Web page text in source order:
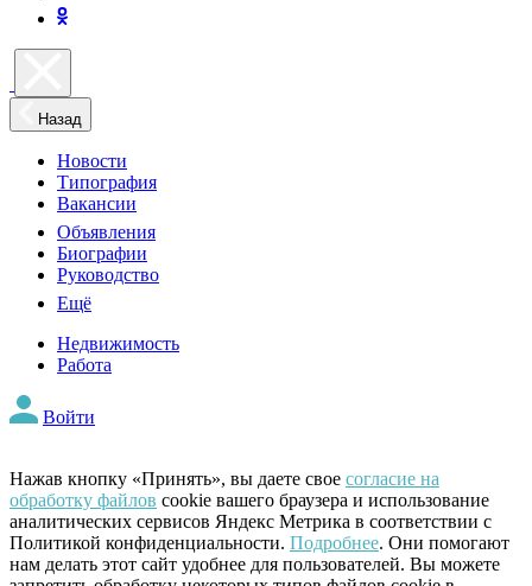
Назад
Новости
Типография
Вакансии
Объявления
Биографии
Руководство
Ещё
Недвижимость
Работа
Войти
Нажав кнопку «Принять», вы даете свое согласие на
обработку файлов cookie вашего браузера и использование
аналитических сервисов Яндекс Метрика в соответствии с
Политикой конфиденциальности. Подробнее. Они помогают
нам делать этот сайт удобнее для пользователей. Вы можете